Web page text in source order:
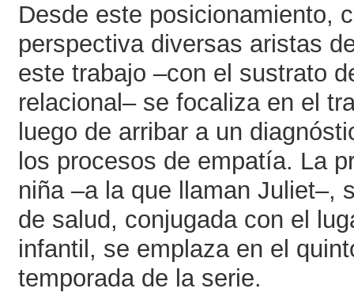
Desde este posicionamiento,
perspectiva diversas aristas
este trabajo –con el sustrato
relacional– se focaliza en el
luego de arribar a un
los procesos de empatía. La
niña –a la que llaman Juliet–,
de salud, conjugada con el
infantil, se emplaza en el
temporada de la serie.